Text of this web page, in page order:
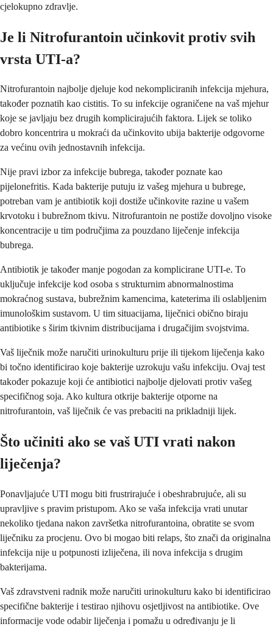
cjelokupno zdravlje.
Je li Nitrofurantoin učinkovit protiv svih
vrsta UTI-a?
Nitrofurantoin najbolje djeluje kod nekompliciranih infekcija mjehura,
također poznatih kao cistitis. To su infekcije ograničene na vaš mjehur
koje se javljaju bez drugih komplicirajućih faktora. Lijek se toliko
dobro koncentrira u mokraći da učinkovito ubija bakterije odgovorne
za većinu ovih jednostavnih infekcija.
Nije pravi izbor za infekcije bubrega, također poznate kao
pijelonefritis. Kada bakterije putuju iz vašeg mjehura u bubrege,
potreban vam je antibiotik koji dostiže učinkovite razine u vašem
krvotoku i bubrežnom tkivu. Nitrofurantoin ne postiže dovoljno visoke
koncentracije u tim područjima za pouzdano liječenje infekcija
bubrega.
Antibiotik je također manje pogodan za komplicirane UTI-e. To
uključuje infekcije kod osoba s strukturnim abnormalnostima
mokraćnog sustava, bubrežnim kamencima, kateterima ili oslabljenim
imunološkim sustavom. U tim situacijama, liječnici obično biraju
antibiotike s širim tkivnim distribucijama i drugačijim svojstvima.
Vaš liječnik može naručiti urinokulturu prije ili tijekom liječenja kako
bi točno identificirao koje bakterije uzrokuju vašu infekciju. Ovaj test
također pokazuje koji će antibiotici najbolje djelovati protiv vašeg
specifičnog soja. Ako kultura otkrije bakterije otporne na
nitrofurantoin, vaš liječnik će vas prebaciti na prikladniji lijek.
Što učiniti ako se vaš UTI vrati nakon
liječenja?
Ponavljajuće UTI mogu biti frustrirajuće i obeshrabrujuće, ali su
upravljive s pravim pristupom. Ako se vaša infekcija vrati unutar
nekoliko tjedana nakon završetka nitrofurantoina, obratite se svom
liječniku za procjenu. Ovo bi mogao biti relaps, što znači da originalna
infekcija nije u potpunosti izliječena, ili nova infekcija s drugim
bakterijama.
Vaš zdravstveni radnik može naručiti urinokulturu kako bi identificirao
specifične bakterije i testirao njihovu osjetljivost na antibiotike. Ove
informacije vode odabir liječenja i pomažu u određivanju je li